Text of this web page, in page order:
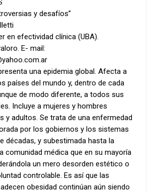
y desafíos”
en efectividad clínica (UBA).
E- mail:
una epidemia global. Afecta a
países del mundo y, dentro de cada
de modo diferente, a todos sus
Incluye a mujeres y hombres
y adultos. Se trata de una enfermedad
por los gobiernos y los sistemas
décadas, y subestimada hasta la
comunidad médica que en su mayoría
un mero desorden estético o
controlable. Es así que las
obesidad continúan aún siendo